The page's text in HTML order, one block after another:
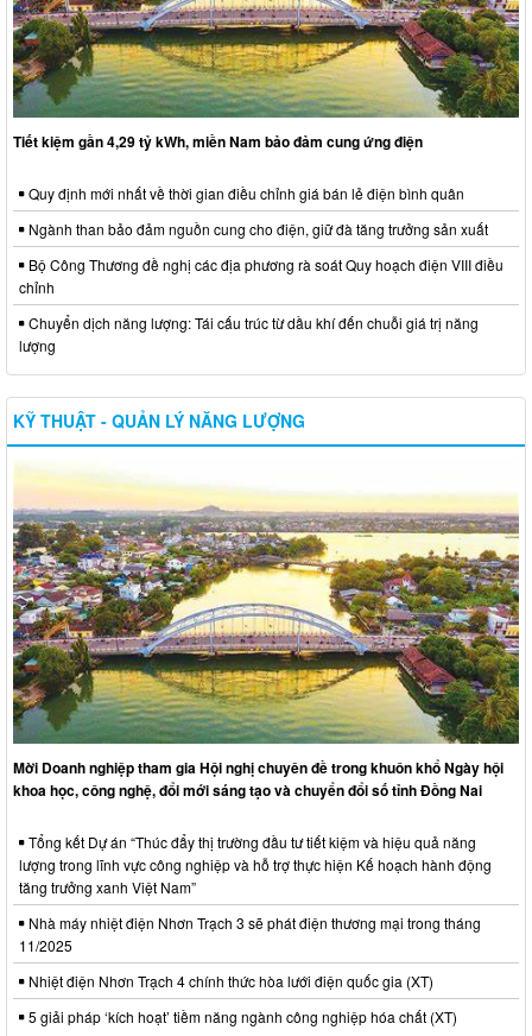
Tiết kiệm gần 4,29 tỷ kWh, miền Nam bảo đảm cung ứng điện
Quy định mới nhất về thời gian điều chỉnh giá bán lẻ điện bình quân
Ngành than bảo đảm nguồn cung cho điện, giữ đà tăng trưởng sản xuất
Bộ Công Thương đề nghị các địa phương rà soát Quy hoạch điện VIII điều
chỉnh
Chuyển dịch năng lượng: Tái cấu trúc từ dầu khí đến chuỗi giá trị năng
lượng
KỸ THUẬT - QUẢN LÝ NĂNG LƯỢNG
Mời Doanh nghiệp tham gia Hội nghị chuyên đề trong khuôn khổ Ngày hội
khoa học, công nghệ, đổi mới sáng tạo và chuyển đổi số tỉnh Đồng Nai
Tổng kết Dự án “Thúc đẩy thị trường đầu tư tiết kiệm và hiệu quả năng
lượng trong lĩnh vực công nghiệp và hỗ trợ thực hiện Kế hoạch hành động
tăng trưởng xanh Việt Nam”
Nhà máy nhiệt điện Nhơn Trạch 3 sẽ phát điện thương mại trong tháng
11/2025
Nhiệt điện Nhơn Trạch 4 chính thức hòa lưới điện quốc gia (XT)
5 giải pháp ‘kích hoạt’ tiềm năng ngành công nghiệp hóa chất (XT)